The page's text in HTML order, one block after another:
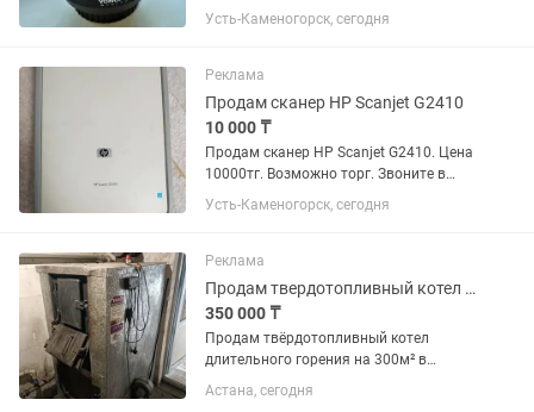
Цена 50000. Возможен торг. Звоните в
любое время Динара
Усть-Каменогорск, сегодня
Реклама
Продам сканер HP Scanjet G2410
10 000 ₸
Продам сканер HP Scanjet G2410. Цена
10000тг. Возможно торг. Звоните в
любое время. Динара .
Усть-Каменогорск, сегодня
Реклама
Продам твердотопливный котел на 300м2
350 000 ₸
Продам твёрдотопливный котел
длительного горения на 300м² в
хорошем состоянии. Утеплённая.
Очень удобна в обслуживании,
Астана, сегодня